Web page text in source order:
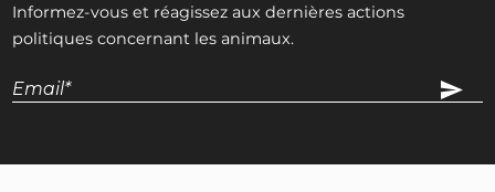
Informez-vous et réagissez aux dernières actions
politiques concernant les animaux.